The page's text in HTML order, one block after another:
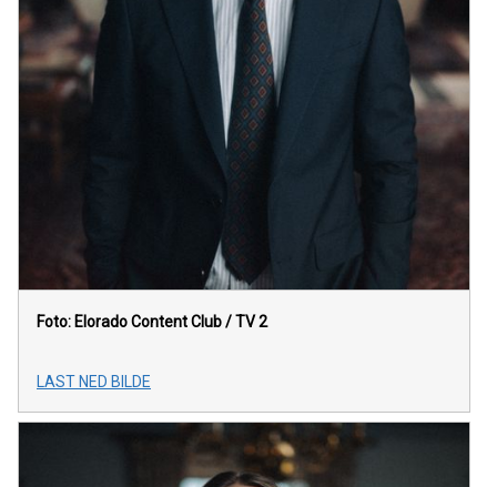
Foto: Elorado Content Club / TV 2
LAST NED BILDE